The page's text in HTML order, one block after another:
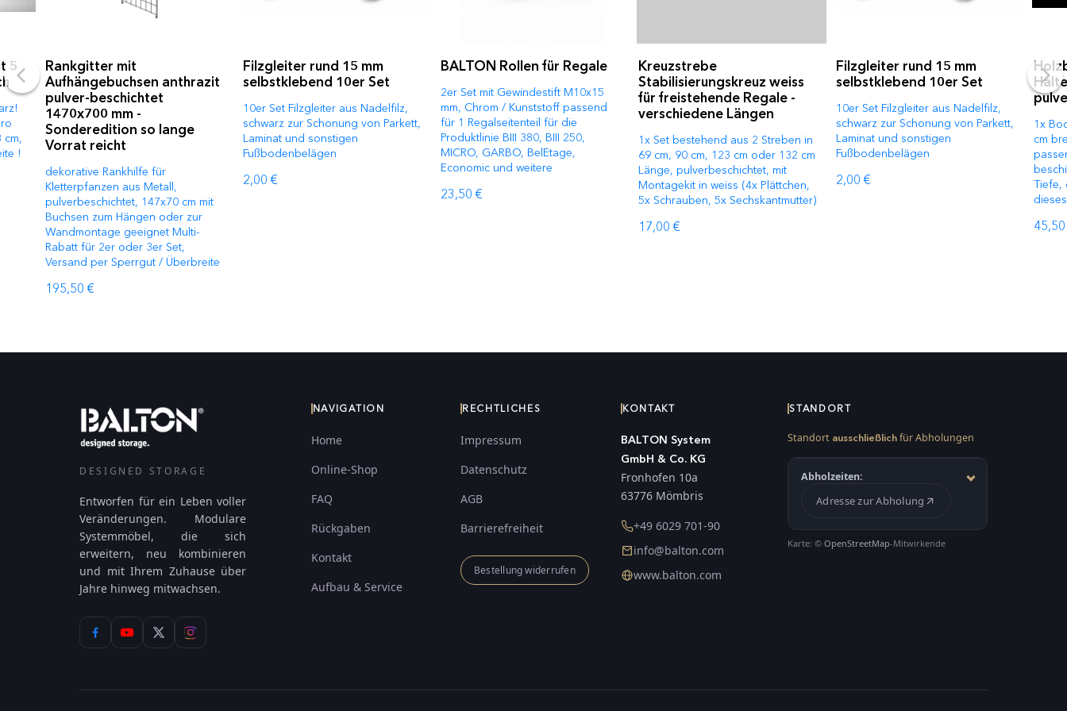
5
cm,
!
Rankgitter mit
Aufhängebuchsen anthrazit
pulver-beschichtet
1470x700 mm -
Sonderedition so lange
Vorrat reicht
dekorative Rankhilfe für
Kletterpfanzen aus Metall,
pulverbeschichtet, 147x70 cm mit
Buchsen zum Hängen oder zur
Wandmontage geeignet Multi-
Rabatt für 2er oder 3er Set,
Versand per Sperrgut / Überbreite
195,50 €
Filzgleiter rund 15 mm
selbstklebend 10er Set
10er Set Filzgleiter aus Nadelfilz,
schwarz zur Schonung von Parkett,
Laminat und sonstigen
Fußbodenbelägen
2,00 €
BALTON Rollen für Regale
2er Set mit Gewindestift M10x15
mm, Chrom / Kunststoff passend
für 1 Regalseitenteil für die
Produktlinie BIII 380, BIII 250,
MICRO, GARBO, BelEtage,
Economic und weitere
23,50 €
Kreuzstrebe
Stabilisierungskreuz weiss
für freistehende Regale -
verschiedene Längen
1x Set bestehend aus 2 Streben in
69 cm, 90 cm, 123 cm oder 132 cm
Länge, pulverbeschichtet, mit
Montagekit in weiss (4x Plättchen,
5x Schrauben, 5x Sechskantmutter)
17,00 €
Filzgleiter rund 15 mm
selbstklebend 10er Set
10er Set Filzgleiter aus Nadelfilz,
schwarz zur Schonung von Parkett,
Laminat und sonstigen
Fußbodenbelägen
2,00 €
1x
cm
Tiefe,
DESIGNED STORAGE
Entworfen für ein Leben voller
Veränderungen. Modulare
Systemmöbel, die sich
erweitern, neu kombinieren
und mit Ihrem Zuhause über
Jahre hinweg mitwachsen.
NAVIGATION
Home
Online-Shop
FAQ
Rückgaben
Kontakt
Aufbau & Service
RECHTLICHES
Impressum
Datenschutz
AGB
Barrierefreiheit
Bestellung widerrufen
KONTAKT
BALTON System
GmbH & Co. KG
Fronhofen 10a
63776 Mömbris
+49 6029 701-90
info@balton.com
www.balton.com
STANDORT
Standort ausschließlich für Abholungen
Abholzeiten:
Adresse zur Abholung
Karte: ©OpenStreetMap-Mitwirkende